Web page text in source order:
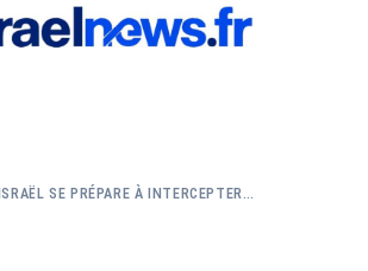
ISRAËL SE PRÉPARE À INTERCEPTER…